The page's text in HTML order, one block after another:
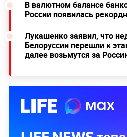
В валютном балансе
России появилась
Лукашенко заявил, что
Белоруссии перешли к
далее возьмутся за